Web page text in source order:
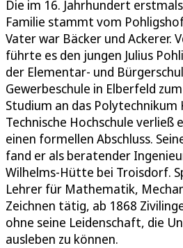
Die im 16. Jahrhundert
Familie stammt vom
Vater war Bäcker und Ackerer.
führte es den jungen Julius
der Elementar- und
Gewerbeschule in Elberfeld
Studium an das Polytechnikum
Technische Hochschule verließ
einen formellen Abschluss.
fand er als beratender
Wilhelms-Hütte bei Troisdorf.
Lehrer für Mathematik,
Zeichnen tätig, ab 1868
ohne seine Leidenschaft, die
ausleben zu können.